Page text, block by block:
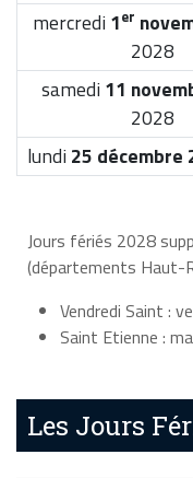
mercredi 1er
2028
samedi 11
2028
lundi 25 décembre
Jours fériés 2028
(départements Haut-
Vendredi Saint :
Saint Etienne :
Les Jours